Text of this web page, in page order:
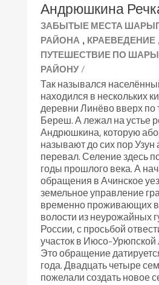
Андрюшкина
ЗАБЫТЫЕ МЕСТА
РАЙОНА , КРАЕВЕДЕНИЕ ,
ПУТЕШЕСТВИЕ ПО
РАЙОНУ/
Так назывался
находился в нескольких
деревни Линёво вверх по
Береш. А лежал на устье
Андрюшкина, которую
называют до сих пор
перевал. Селение здесь
годы прошлого века. А
обращения в Ачинское
земельное управление
временно проживающих
волости из неурожайных
России, с просьбой
участок в Июсо-Урюпской
Это обращение
года. Двадцать четыре
пожелали создать новое